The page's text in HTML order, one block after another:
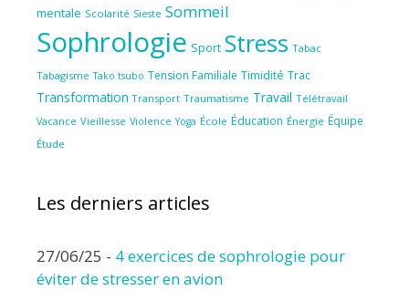
mentale Scolarité Sieste Sommeil
Sophrologie Sport Stress Tabac
Tabagisme Tako tsubo Tension Familiale Timidité Trac
Transformation Transport Traumatisme Travail Télétravail
Vacance Vieillesse Violence Yoga École Éducation Énergie Équipe
Étude
Les derniers articles
27/06/25 - 4 exercices de sophrologie pour
éviter de stresser en avion